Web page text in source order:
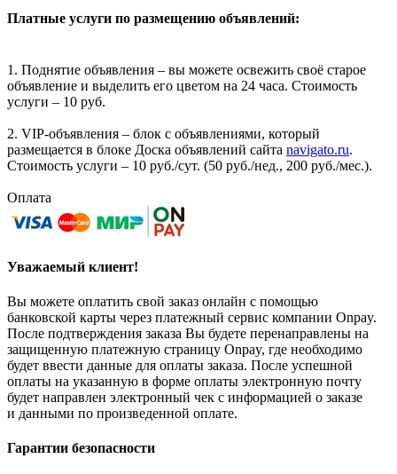
Платные услуги по размещению объявлений:
1. Поднятие объявления – вы можете освежить своё старое
объявление и выделить его цветом на 24 часа. Стоимость
услуги – 10 руб.
2. VIP-объявления – блок с объявлениями, который
размещается в блоке Доска объявлений сайта navigato.ru.
Стоимость услуги – 10 руб./сут. (50 руб./нед., 200 руб./мес.).
Оплата
Уважаемый клиент!
Вы можете оплатить свой заказ онлайн с помощью
банковской карты через платежный сервис компании Onpay.
После подтверждения заказа Вы будете перенаправлены на
защищенную платежную страницу Onpay, где необходимо
будет ввести данные для оплаты заказа. После успешной
оплаты на указанную в форме оплаты электронную почту
будет направлен электронный чек с информацией о заказе
и данными по произведенной оплате.
Гарантии безопасности